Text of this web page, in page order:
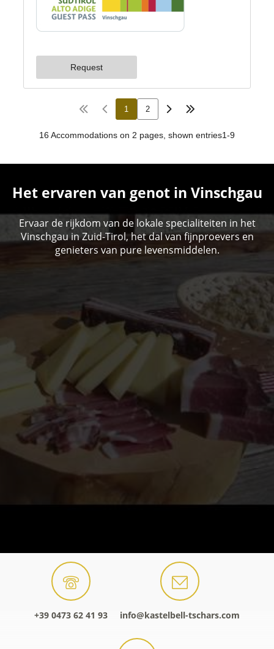
Het ervaren van genot in Vinschgau
Ervaar de rijkdom van de lokale specialiteiten in het
Vinschgau in Zuid-Tirol, het dal van fijnproevers en
genieters van pure levensmiddelen.
+39 0473 62 41 93 info@kastelbell-tschars.com